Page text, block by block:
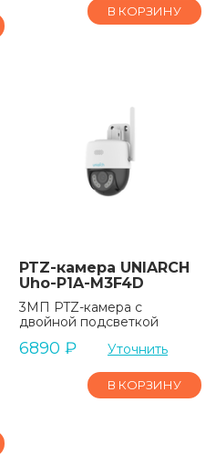
В КОРЗИНУ
PTZ-камера UNIARCH
Uho-P1A-M3F4D
3МП PTZ-камера с
двойной подсветкой
6890 ₽ Уточнить
В КОРЗИНУ